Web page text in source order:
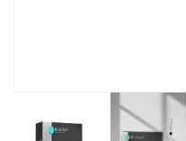
Ajouter un avis